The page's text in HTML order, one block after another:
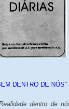
DENTRO DE NÓS”
dentro de